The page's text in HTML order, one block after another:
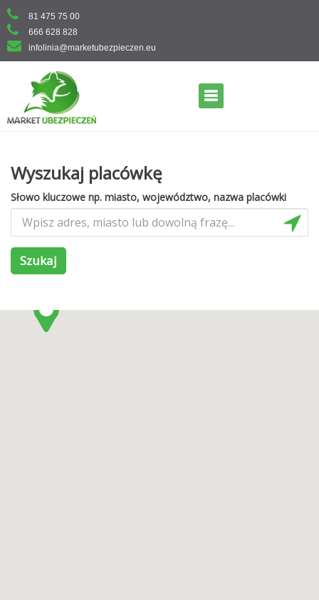
Skip
to
content
81 475 75 00
666 628 828
infolinia@marketubezpieczen.eu
Wyszukaj placówkę
Słowo kluczowe np. miasto, województwo, nazwa placówki
Szukaj